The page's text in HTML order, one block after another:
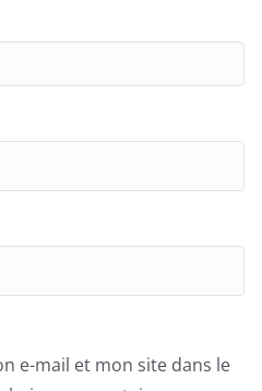
e-mail et mon site dans le